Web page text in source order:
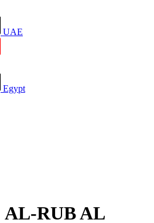
UAE
Egypt
AL-RUB AL